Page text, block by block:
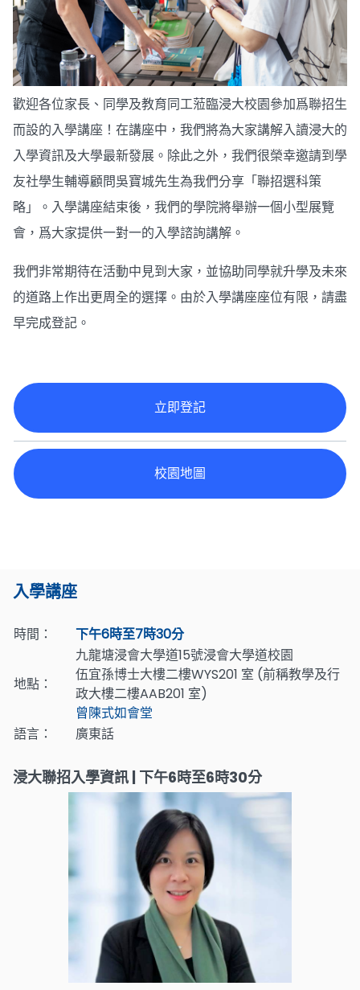
歡迎各位家長、同學及教育同工蒞臨浸大校園參加爲聯招生
而設的入學講座！在講座中，我們將為大家講解入讀浸大的
入學資訊及大學最新發展。除此之外，我們很榮幸邀請到學
友社學生輔導顧問吳寶城先生為我們分享「聯招選科策
略」。入學講座結束後，我們的學院將舉辦一個小型展覽
會，爲大家提供一對一的入學諮詢講解。
我們非常期待在活動中見到大家，並協助同學就升學及未來
的道路上作出更周全的選擇。由於入學講座座位有限，請盡
早完成登記。
立即登記
校園地圖
入學講座
時間： 下午6時至7時30分
地點：
九龍塘浸會大學道15號浸會大學道校園
伍宜孫博士大樓二樓WYS201 室 (前稱教學及行
政大樓二樓AAB201 室)
曾陳式如會堂
語言：
廣東話
浸大聯招入學資訊 | 下午6時至6時30分